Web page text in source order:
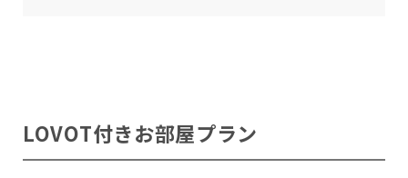
LOVOT付きお部屋プラン